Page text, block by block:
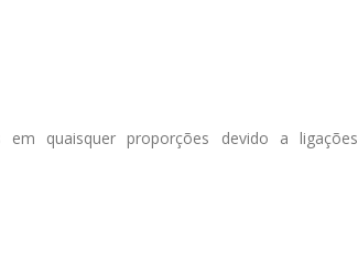
quaisquer proporções devido a ligações